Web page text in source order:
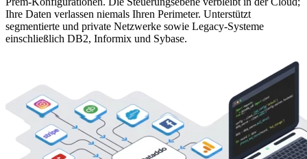
Ihre Daten verlassen niemals Ihren Perimeter. Unterstützt
segmentierte und private Netzwerke sowie Legacy-Systeme
einschließlich DB2, Informix und Sybase.